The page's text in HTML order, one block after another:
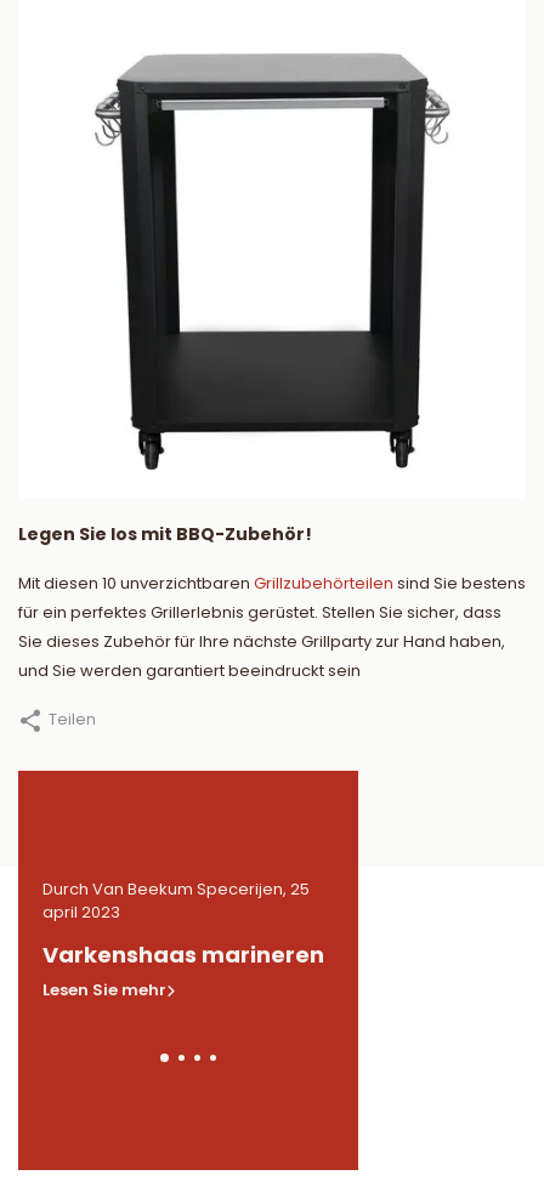
Legen Sie los mit BBQ-Zubehör!
Mit diesen 10 unverzichtbaren Grillzubehörteilen sind Sie bestens
für ein perfektes Grillerlebnis gerüstet. Stellen Sie sicher, dass
Sie dieses Zubehör für Ihre nächste Grillparty zur Hand haben,
und Sie werden garantiert beeindruckt sein
Teilen
Durch Van Beekum Specerijen, 25
april 2023
Varkenshaas marineren
Lesen Sie mehr